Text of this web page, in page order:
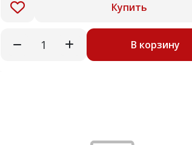
Купить
В корзину